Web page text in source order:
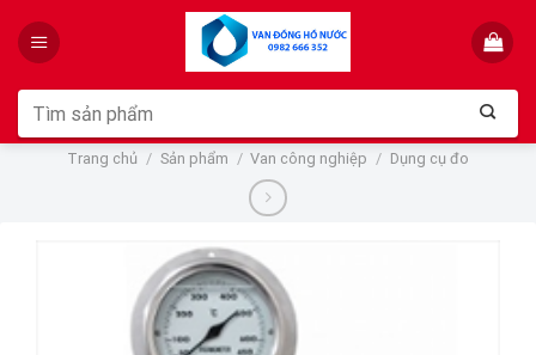
Tìm
kiếm:
Trang chủ / Sản phẩm / Van công nghiệp / Dụng cụ đo